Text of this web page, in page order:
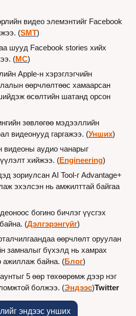
видео элемэнтийг Facebook
(SMT)
шууд Facebook stories хийх
(MC)
Apple-н хэрэглэгчийн
өөрчлөлтөөс хамаарсан
өсөлтийн шатанд орсон
зөвлөгөө мэдээллийн
видеонууд гаргажээ. (Унших)
видеоны аудио чанарыг
хийжээ. (Engineering)
зориулсан AI Tool-г Advantage+
эхэлсэн нь амжилттай байгаа
богино бичлэг үүсгэх
(Дэлгэрэнгүйг)
өөрчлөлт оруулан
замналыг бүхэлд нь хамрах
ажиллаж байна. (Блог)
5 өөр төхөөрөмж дээр нэг
болжээ. (Эндээс)Twitter
эндээс унших